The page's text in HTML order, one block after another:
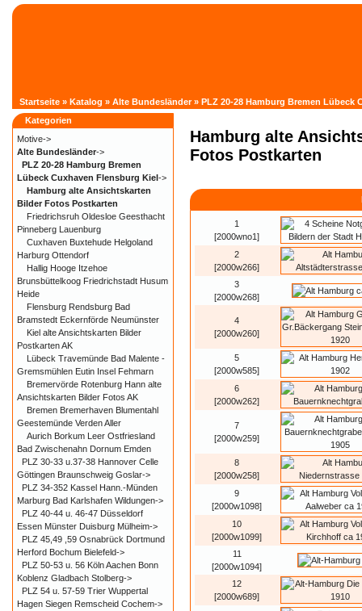
Startseite » Katalog » Alte Bundesländer» PLZ 20-28 Hamburg Bremen Lübeck
Hamburg alte
Fotos Postkarten
1
[2000wno1]
2
[2000w266]
3
[2000w268]
4
[2000w260]
5
[2000w585]
6
[2000w262]
7
[2000w259]
8
[2000w258]
9
[2000w1098]
10
[2000w1099]
11
[2000w1094]
12
[2000w689]
Kategorien
Motive->
Alte Bundesländer->
PLZ 20-28 Hamburg Bremen
Lübeck Cuxhaven Flensburg Kiel->
Hamburg alte Ansichtskarten
Bilder Fotos Postkarten
Friedrichsruh Oldesloe Geesthacht
Pinneberg Lauenburg
Cuxhaven Buxtehude Helgoland
Harburg Ottendorf
Hallig Hooge Itzehoe
Brunsbüttelkoog Friedrichstadt Husum
Heide
Flensburg Rendsburg Bad
Bramstedt Eckernförde Neumünster
Kiel alte Ansichtskarten Bilder
Postkarten AK
Lübeck Travemünde Bad Malente -
Gremsmühlen Eutin Insel Fehmarn
Bremervörde Rotenburg Hann alte
Ansichtskarten Bilder Fotos AK
Bremen Bremerhaven Blumentahl
Geestemünde Verden Aller
Aurich Borkum Leer Ostfriesland
Bad Zwischenahn Dornum Emden
PLZ 30-33 u.37-38 Hannover Celle
Göttingen Braunschweig Goslar->
PLZ 34-352 Kassel Hann.-Münden
Marburg Bad Karlshafen Wildungen->
PLZ 40-44 u. 46-47 Düsseldorf
Essen Münster Duisburg Mülheim->
PLZ 45,49 ,59 Osnabrück Dortmund
Herford Bochum Bielefeld->
PLZ 50-53 u. 56 Köln Aachen Bonn
Koblenz Gladbach Stolberg->
PLZ 54 u. 57-59 Trier Wuppertal
Hagen Siegen Remscheid Cochem->